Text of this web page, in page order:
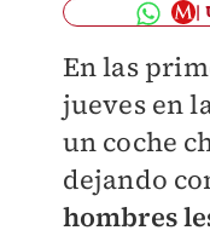
En las
jueves en
un coche
dejando
hombres